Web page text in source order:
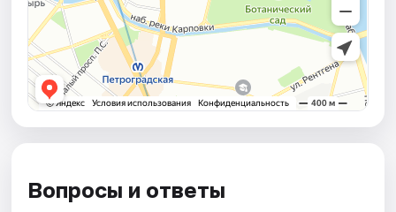
Вопросы и ответы